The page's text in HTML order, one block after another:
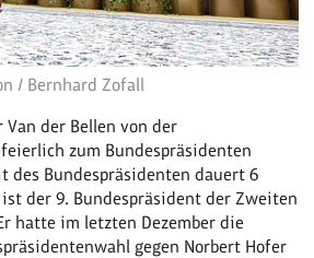
/ Bernhard Zofall
der Bellen von der
zum Bundespräsidenten
des Bundespräsidenten dauert 6
der 9. Bundespräsident der Zweiten
hatte im letzten Dezember die
gegen Norbert Hofer